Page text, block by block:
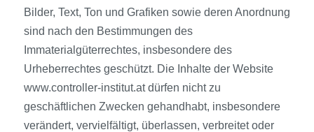
Bilder, Text, Ton und Grafiken sowie deren Anordnung
sind nach den Bestimmungen des
Immaterialgüterrechtes, insbesondere des
Urheberrechtes geschützt. Die Inhalte der Website
www.controller-institut.at dürfen nicht zu
geschäftlichen Zwecken gehandhabt, insbesondere
verändert, vervielfältigt, überlassen, verbreitet oder